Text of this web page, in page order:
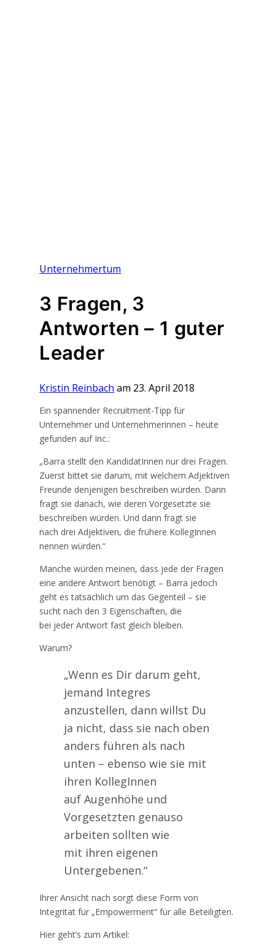
Unternehmertum
3 Fragen, 3
Antworten – 1 guter
Leader
Kristin Reinbach am 23. April 2018
Ein spannender Recruitment-Tipp für
Unternehmer und Unternehmerinnen – heute
gefunden auf Inc.:
„Barra stellt den KandidatInnen nur drei Fragen.
Zuerst bittet sie darum, mit welchem Adjektiven
Freunde denjenigen beschreiben würden. Dann
fragt sie danach, wie deren Vorgesetzte sie
beschreiben würden. Und dann fragt sie
nach drei Adjektiven, die frühere KollegInnen
nennen würden.“
Manche würden meinen, dass jede der Fragen
eine andere Antwort benötigt – Barra jedoch
geht es tatsächlich um das Gegenteil – sie
sucht nach den 3 Eigenschaften, die
bei jeder Antwort fast gleich bleiben.
Warum?
„Wenn es Dir darum geht,
jemand Integres
anzustellen, dann willst Du
ja nicht, dass sie nach oben
anders führen als nach
unten – ebenso wie sie mit
ihren KollegInnen
auf Augenhöhe und
Vorgesetzten genauso
arbeiten sollten wie
mit ihren eigenen
Untergebenen.“
Ihrer Ansicht nach sorgt diese Form von
Integritat für „Empowerment“ für alle Beteiligten.
Hier geht’s zum Artikel: